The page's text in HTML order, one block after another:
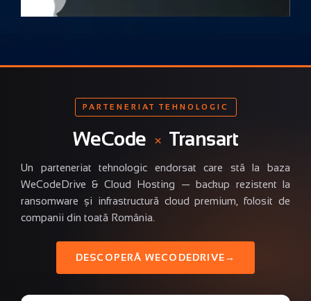
PARTENERIAT TEHNOLOGIC
WeCode × Transart
Un parteneriat tehnologic endorsat care stă la baza
WeCodeDrive & Cloud Hosting — backup rezistent la
ransomware și infrastructură cloud premium, folosit de
companii din toată România.
DESCOPERĂ WECODEDRIVE→